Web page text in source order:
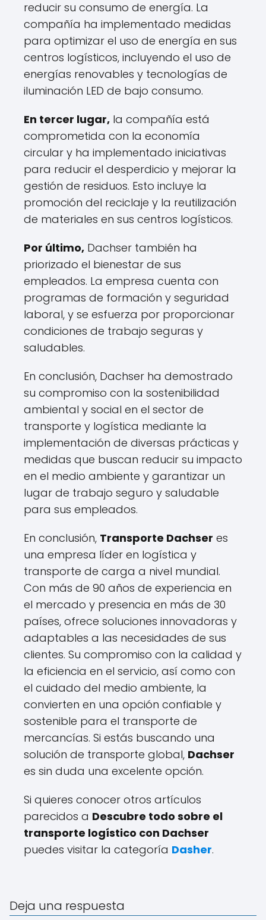
reducir su consumo de energía. La
compañía ha implementado medidas
para optimizar el uso de energía en sus
centros logísticos, incluyendo el uso de
energías renovables y tecnologías de
iluminación LED de bajo consumo.
En tercer lugar, la compañía está
comprometida con la economía
circular y ha implementado iniciativas
para reducir el desperdicio y mejorar la
gestión de residuos. Esto incluye la
promoción del reciclaje y la reutilización
de materiales en sus centros logísticos.
Por último, Dachser también ha
priorizado el bienestar de sus
empleados. La empresa cuenta con
programas de formación y seguridad
laboral, y se esfuerza por proporcionar
condiciones de trabajo seguras y
saludables.
En conclusión, Dachser ha demostrado
su compromiso con la sostenibilidad
ambiental y social en el sector de
transporte y logística mediante la
implementación de diversas prácticas y
medidas que buscan reducir su impacto
en el medio ambiente y garantizar un
lugar de trabajo seguro y saludable
para sus empleados.
En conclusión, Transporte Dachser es
una empresa líder en logística y
transporte de carga a nivel mundial.
Con más de 90 años de experiencia en
el mercado y presencia en más de 30
países, ofrece soluciones innovadoras y
adaptables a las necesidades de sus
clientes. Su compromiso con la calidad y
la eficiencia en el servicio, así como con
el cuidado del medio ambiente, la
convierten en una opción confiable y
sostenible para el transporte de
mercancías. Si estás buscando una
solución de transporte global, Dachser
es sin duda una excelente opción.
Si quieres conocer otros artículos
parecidos a Descubre todo sobre el
transporte logístico con Dachser
puedes visitar la categoría Dasher.
Deja una respuesta